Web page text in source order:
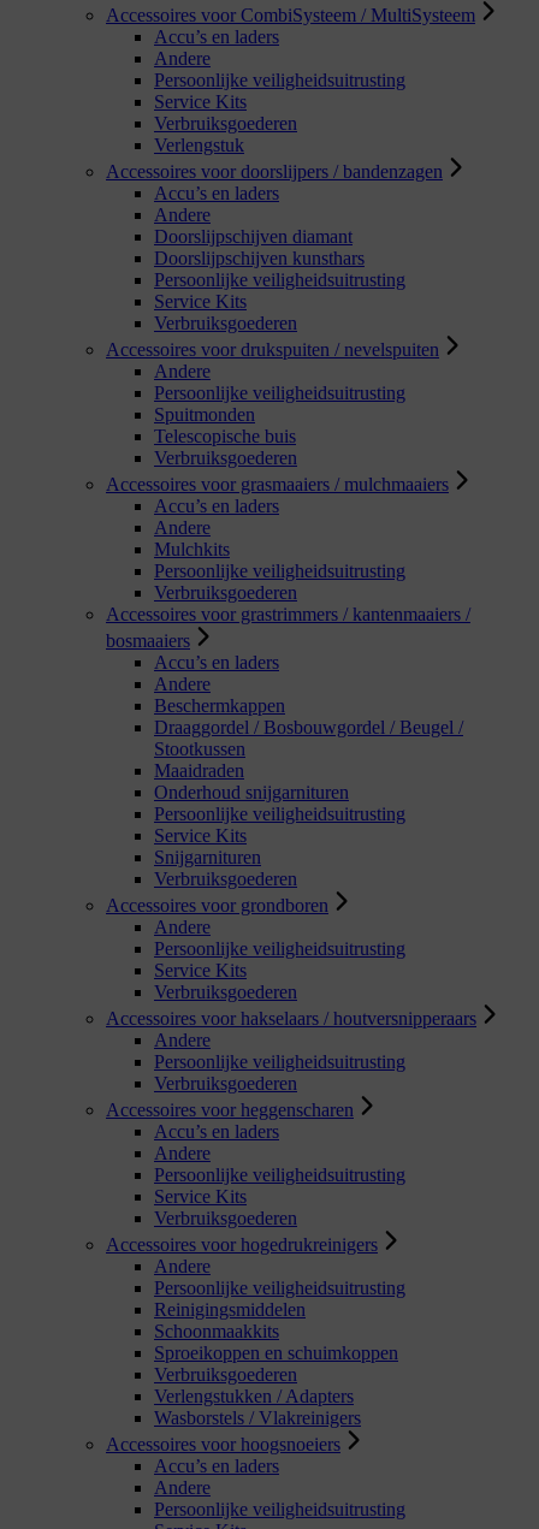
Accessoires voor CombiSysteem / MultiSysteem
Accu’s en laders
Andere
Persoonlijke veiligheidsuitrusting
Service Kits
Verbruiksgoederen
Verlengstuk
Accessoires voor doorslijpers / bandenzagen
Accu’s en laders
Andere
Doorslijpschijven diamant
Doorslijpschijven kunsthars
Persoonlijke veiligheidsuitrusting
Service Kits
Verbruiksgoederen
Accessoires voor drukspuiten / nevelspuiten
Andere
Persoonlijke veiligheidsuitrusting
Spuitmonden
Telescopische buis
Verbruiksgoederen
Accessoires voor grasmaaiers / mulchmaaiers
Accu’s en laders
Andere
Mulchkits
Persoonlijke veiligheidsuitrusting
Verbruiksgoederen
Accessoires voor grastrimmers / kantenmaaiers /
bosmaaiers
Accu’s en laders
Andere
Beschermkappen
Draaggordel / Bosbouwgordel / Beugel /
Stootkussen
Maaidraden
Onderhoud snijgarnituren
Persoonlijke veiligheidsuitrusting
Service Kits
Snijgarnituren
Verbruiksgoederen
Accessoires voor grondboren
Andere
Persoonlijke veiligheidsuitrusting
Service Kits
Verbruiksgoederen
Accessoires voor hakselaars / houtversnipperaars
Andere
Persoonlijke veiligheidsuitrusting
Verbruiksgoederen
Accessoires voor heggenscharen
Accu’s en laders
Andere
Persoonlijke veiligheidsuitrusting
Service Kits
Verbruiksgoederen
Accessoires voor hogedrukreinigers
Andere
Persoonlijke veiligheidsuitrusting
Reinigingsmiddelen
Schoonmaakkits
Sproeikoppen en schuimkoppen
Verbruiksgoederen
Verlengstukken / Adapters
Wasborstels / Vlakreinigers
Accessoires voor hoogsnoeiers
Accu’s en laders
Andere
Persoonlijke veiligheidsuitrusting